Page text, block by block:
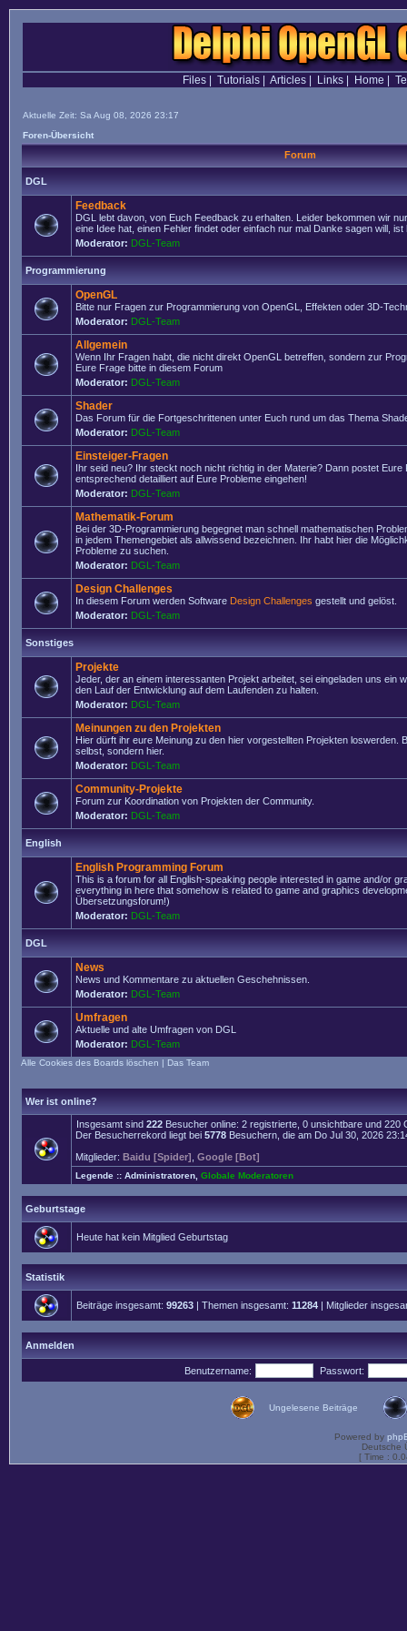
Files| Tutorials| Articles| Links| Home
Aktuelle Zeit: Sa Aug 08, 2026 23:17
Foren-Übersicht
Forum
DGL
Feedback
DGL lebt davon, von Euch Feedback zu erhalten. Leider bekommen wir
eine Idee hat, einen Fehler findet oder einfach nur mal Danke sagen will, ist
Moderator: DGL-Team
Programmierung
OpenGL
Bitte nur Fragen zur Programmierung von OpenGL, Effekten oder 3D-
Moderator: DGL-Team
Allgemein
Wenn Ihr Fragen habt, die nicht direkt OpenGL betreffen, sondern zur
Eure Frage bitte in diesem Forum
Moderator: DGL-Team
Shader
Das Forum für die Fortgeschrittenen unter Euch rund um das Thema
Moderator: DGL-Team
Einsteiger-Fragen
Ihr seid neu? Ihr steckt noch nicht richtig in der Materie? Dann postet Eure
entsprechend detailliert auf Eure Probleme eingehen!
Moderator: DGL-Team
Mathematik-Forum
Bei der 3D-Programmierung begegnet man schnell mathematischen
in jedem Themengebiet als allwissend bezeichnen. Ihr habt hier die
Probleme zu suchen.
Moderator: DGL-Team
Design Challenges
In diesem Forum werden Software Design Challenges gestellt und gelöst.
Moderator: DGL-Team
Sonstiges
Projekte
Jeder, der an einem interessanten Projekt arbeitet, sei eingeladen uns ein
den Lauf der Entwicklung auf dem Laufenden zu halten.
Moderator: DGL-Team
Meinungen zu den Projekten
Hier dürft ihr eure Meinung zu den hier vorgestellten Projekten loswerden.
selbst, sondern hier.
Moderator: DGL-Team
Community-Projekte
Forum zur Koordination von Projekten der Community.
Moderator: DGL-Team
English
English Programming Forum
This is a forum for all English-speaking people interested in game and/or
everything in here that somehow is related to game and graphics
Übersetzungsforum!)
Moderator: DGL-Team
DGL
News
News und Kommentare zu aktuellen Geschehnissen.
Moderator: DGL-Team
Umfragen
Aktuelle und alte Umfragen von DGL
Moderator: DGL-Team
Alle Cookies des Boards löschen | Das Team
Wer ist online?
Insgesamt sind 222 Besucher online: 2 registrierte, 0 unsichtbare und
Der Besucherrekord liegt bei 5778 Besuchern, die am Do Jul 30, 2026
Mitglieder: Baidu [Spider] Google [Bot]
Legende :: Administratoren Globale Moderatoren
Geburtstage
Heute hat kein Mitglied Geburtstag
Statistik
Beiträge insgesamt: 99263 | Themen insgesamt: 11284 | Mitglieder
Anmelden
Benutzername: Passwort:
Ungelesene Beiträge
Powered by
Deutsche
[ Time :